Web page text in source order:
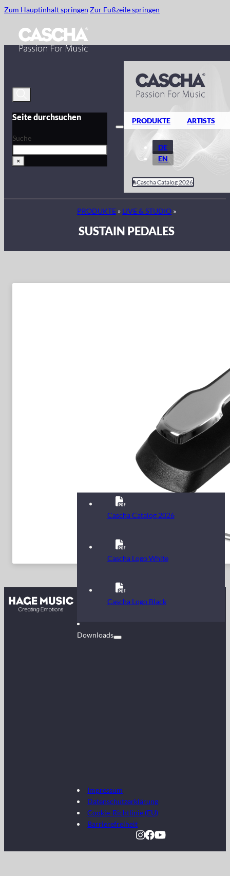
Zum Hauptinhalt springen Zur Fußzeile springen
Seite durchsuchen
Suche
×
PRODUKTE ARTISTS
DE
EN
Cascha Catalog 2026
PRODUKTE » LIVE & STUDIO »
SUSTAIN PEDALES
Kontakt
Downloads
Cascha Catalog 2026
Cascha Logo White
Cascha Logo Black
Impressum
Datenschutzerklärung
Cookie-Richtlinie (EU)
Barrierefreiheit